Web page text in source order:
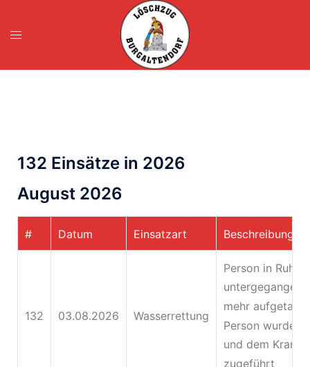
132 Einsätze in 2026
August 2026
# Datum Einsatzart Beschreibung
132 03.08.2026 Wasserrettung
Person in Ruhr
untergegangen
mehr
Person wurde
und dem
zugeführt